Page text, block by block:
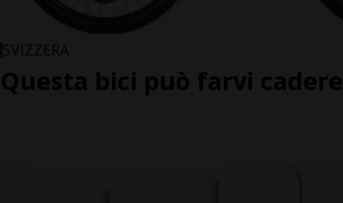
SVIZZERA
Questa bici può farvi cadere